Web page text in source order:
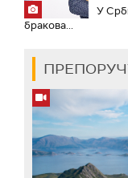
У
бракова...